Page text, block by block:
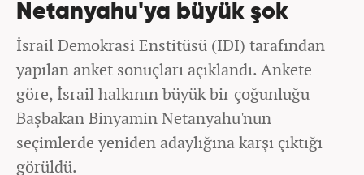
Netanyahu'ya büyük şok
İsrail Demokrasi Enstitüsü (IDI) tarafından
yapılan anket sonuçları açıklandı. Ankete
göre, İsrail halkının büyük bir çoğunluğu
Başbakan Binyamin Netanyahu'nun
seçimlerde yeniden adaylığına karşı çıktığı
görüldü.